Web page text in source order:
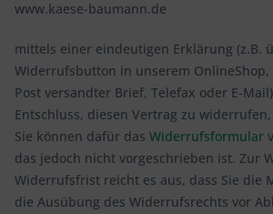
www.kaese-baumann.de
mittels einer eindeutigen Erklärung (z.B.
Widerrufsbutton in unserem
Post versandter Brief, Telefax oder E-
Entschluss, diesen Vertrag zu
Sie können dafür das Widerrufsformular
das jedoch nicht vorgeschrieben ist. Zur
Widerrufsfrist reicht es aus, dass Sie die
die Ausübung des Widerrufsrechts vor